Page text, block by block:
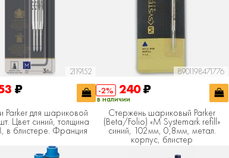
2119152
₽
Parker для шариковой
Цвет синий, толщина
в блистере. Франция
8901198471776
-2% 240₽
в наличии
Стержень шариковый Parker
(Beta/Folio) «M Systemark refill»
синий, 102мм, 0,8мм, метал.
корпус, блистер